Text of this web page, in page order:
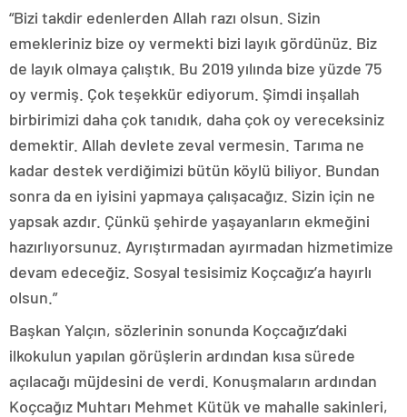
“Bizi takdir edenlerden Allah razı olsun. Sizin
emekleriniz bize oy vermekti bizi layık gördünüz. Biz
de layık olmaya çalıştık. Bu 2019 yılında bize yüzde 75
oy vermiş. Çok teşekkür ediyorum. Şimdi inşallah
birbirimizi daha çok tanıdık, daha çok oy vereceksiniz
demektir. Allah devlete zeval vermesin. Tarıma ne
kadar destek verdiğimizi bütün köylü biliyor. Bundan
sonra da en iyisini yapmaya çalışacağız. Sizin için ne
yapsak azdır. Çünkü şehirde yaşayanların ekmeğini
hazırlıyorsunuz. Ayrıştırmadan ayırmadan hizmetimize
devam edeceğiz. Sosyal tesisimiz Koçcağız’a hayırlı
olsun.”
Başkan Yalçın, sözlerinin sonunda Koçcağız’daki
ilkokulun yapılan görüşlerin ardından kısa sürede
açılacağı müjdesini de verdi. Konuşmaların ardından
Koçcağız Muhtarı Mehmet Kütük ve mahalle sakinleri,